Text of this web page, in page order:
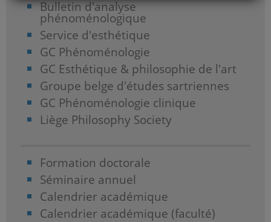
Bulletin d'analyse
phénoménologique
Service d'esthétique
GC Phénoménologie
GC Esthétique & philosophie de l'art
Groupe belge d'études sartriennes
GC Phénoménologie clinique
Liège Philosophy Society
Formation doctorale
Séminaire annuel
Calendrier académique
Calendrier académique (faculté)